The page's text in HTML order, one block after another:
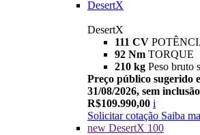
DesertX
DesertX
111 CV
92 Nm TORQUE
210 kg Peso bruto
Preço público sugerido
31/08/2026, sem
R$109.990,00 i
Solicitar cotação Saiba
new DesertX 100